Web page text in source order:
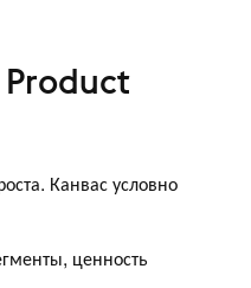
Product
Канвас условно
ценность